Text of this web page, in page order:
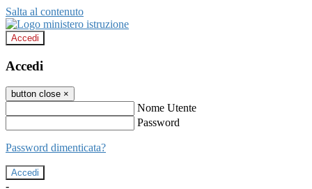
Salta al contenuto
Accedi
Accedi
button close ×
Nome Utente
Password
Password dimenticata?
-